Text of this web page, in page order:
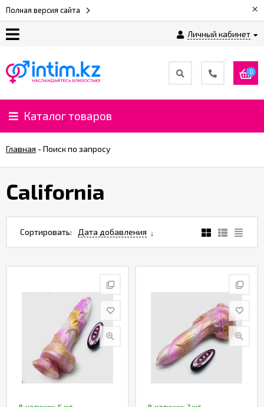
Полная версия сайта ×
Личный кабинет
нас
Доставка
и
Контакты
0
Каталог товаров
Главная -Поиск по запросу
California
Сортировать: Дата добавления